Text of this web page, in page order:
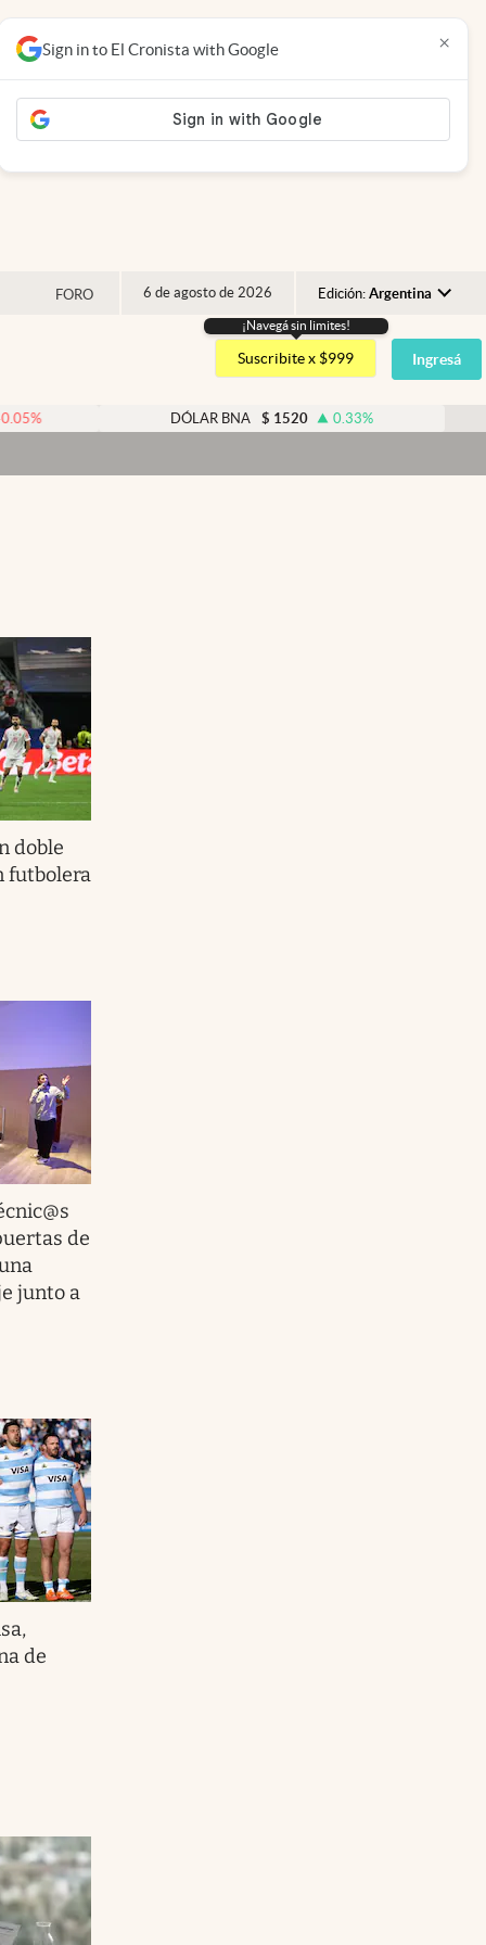
FORO 6 de agosto de 2026 Edición: Argentina
Argentina
España
USA
¡Navegá sin limites!
Suscribite x $999 Ingresá
1520 0.33%
Sign in to El Cronista with Google ×
doble
futbolera
de
junto a
de